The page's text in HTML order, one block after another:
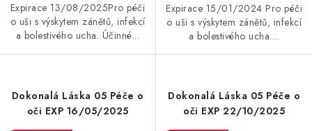
Expirace 13/08/2025Pro péči
o uši s výskytem zánětů, infekcí
a bolestivého ucha. Účinné...
Expirace 15/01/2024 Pro péči
o uši s výskytem zánětů, infekcí
a bolestivého ucha....
Dokonalá Láska 05 Péče o
oči EXP 16/05/2025
Dokonalá Láska 05 Péče o
oči EXP 22/10/2025